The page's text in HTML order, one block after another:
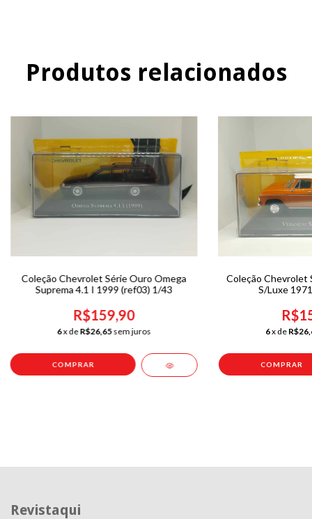
Produtos relacionados
Coleção Chevrolet Série Ouro Omega
Suprema 4.1 I 1999 (ref03) 1/43
R$159,90
6x deR$26,65sem juros
Coleção Chevrolet
S/Luxe
6x de
Revistaqui